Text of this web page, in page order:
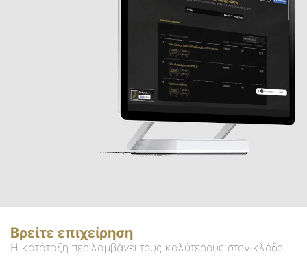
Βρείτε επιχείρηση
Η κατάταξη περιλαμβάνει τους καλύτερους στον κλάδο